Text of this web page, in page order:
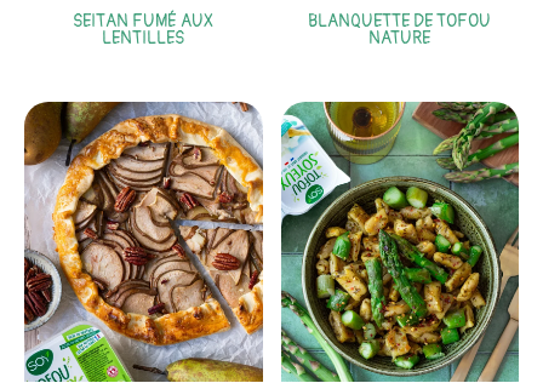
SEITAN FUMÉ AUX
LENTILLES
BLANQUETTE DE TOFOU
NATURE